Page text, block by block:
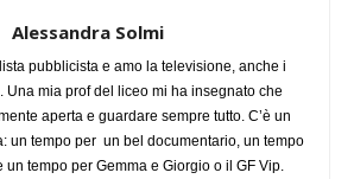
Alessandra Solmi
pubblicista e amo la televisione, anche i
Una mia prof del liceo mi ha insegnato che
aperta e guardare sempre tutto. C’è un
un tempo per un bel documentario, un tempo
un tempo per Gemma e Giorgio o il GF Vip.